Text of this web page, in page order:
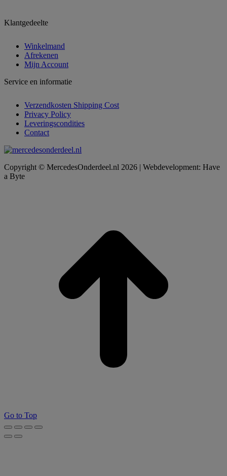
Klantgedeelte
Winkelmand
Afrekenen
Mijn Account
Service en informatie
Verzendkosten Shipping Cost
Privacy Policy
Leveringscondities
Contact
Copyright © MercedesOnderdeel.nl 2026 | Webdevelopment: Have
a Byte
Go to Top